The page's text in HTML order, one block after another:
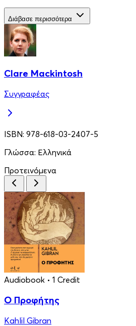
Διάβασε περισσότερα
Clare Mackintosh
Συγγραφέας
ISBN: 978-618-03-2407-5
Γλώσσα: Ελληνικά
Προτεινόμενα
Audiobook • 1 Credit
Ο Προφήτης
Kahlil Gibran